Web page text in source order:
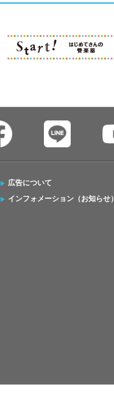
広告について
インフォメーション（お知らせ）